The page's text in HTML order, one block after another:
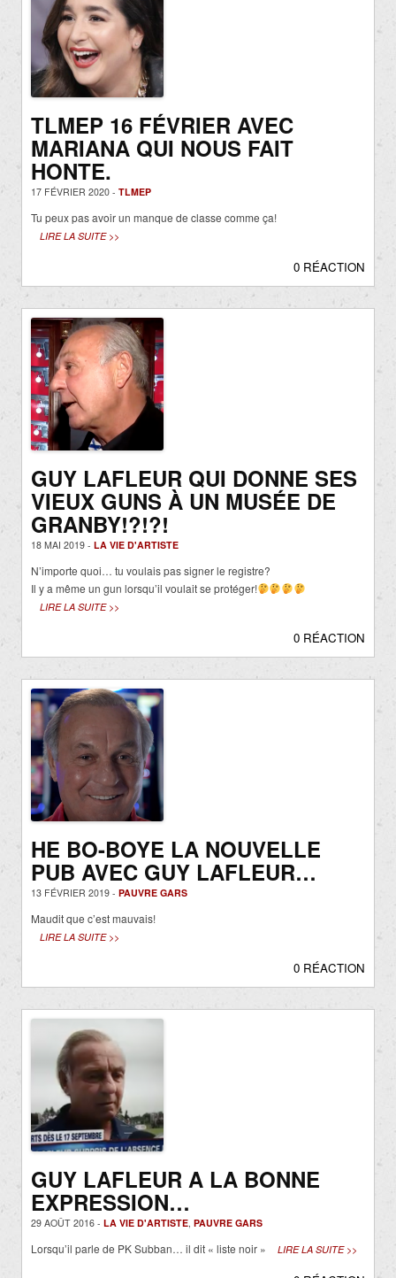
TLMEP 16 FÉVRIER AVEC
MARIANA QUI NOUS FAIT
HONTE.
17 FÉVRIER 2020 - TLMEP
Tu peux pas avoir un manque de classe comme ça!
LIRE LA SUITE >>
0 RÉACTION
GUY LAFLEUR QUI DONNE SES
VIEUX GUNS À UN MUSÉE DE
GRANBY!?!?!
18 MAI 2019 - LA VIE D'ARTISTE
N’importe quoi… tu voulais pas signer le registre?
Il y a même un gun lorsqu’il voulait se protéger!
LIRE LA SUITE >>
0 RÉACTION
HE BO-BOYE LA NOUVELLE
PUB AVEC GUY LAFLEUR…
13 FÉVRIER 2019 - PAUVRE GARS
Maudit que c’est mauvais!
LIRE LA SUITE >>
0 RÉACTION
GUY LAFLEUR A LA BONNE
EXPRESSION…
29 AOÛT 2016 - LA VIE D'ARTISTE, PAUVRE GARS
Lorsqu’il parle de PK Subban… il dit « liste noir » LIRE LA SUITE >>